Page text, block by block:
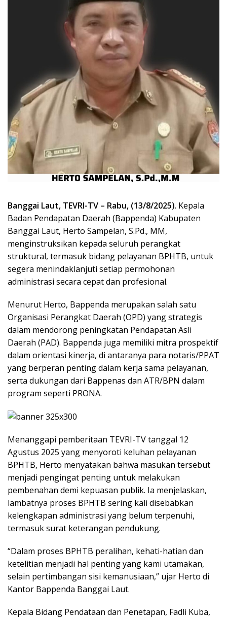
Banggai Laut, TEVRI-TV – Rabu, (13/8/2025). Kepala
Badan Pendapatan Daerah (Bappenda) Kabupaten
Banggai Laut, Herto Sampelan, S.Pd., MM,
menginstruksikan kepada seluruh perangkat
struktural, termasuk bidang pelayanan BPHTB, untuk
segera menindaklanjuti setiap permohonan
administrasi secara cepat dan profesional.
Menurut Herto, Bappenda merupakan salah satu
Organisasi Perangkat Daerah (OPD) yang strategis
dalam mendorong peningkatan Pendapatan Asli
Daerah (PAD). Bappenda juga memiliki mitra prospektif
dalam orientasi kinerja, di antaranya para notaris/PPAT
yang berperan penting dalam kerja sama pelayanan,
serta dukungan dari Bappenas dan ATR/BPN dalam
program seperti PRONA.
Menanggapi pemberitaan TEVRI-TV tanggal 12
Agustus 2025 yang menyoroti keluhan pelayanan
BPHTB, Herto menyatakan bahwa masukan tersebut
menjadi pengingat penting untuk melakukan
pembenahan demi kepuasan publik. Ia menjelaskan,
lambatnya proses BPHTB sering kali disebabkan
kelengkapan administrasi yang belum terpenuhi,
termasuk surat keterangan pendukung.
“Dalam proses BPHTB peralihan, kehati-hatian dan
ketelitian menjadi hal penting yang kami utamakan,
selain pertimbangan sisi kemanusiaan,” ujar Herto di
Kantor Bappenda Banggai Laut.
Kepala Bidang Pendataan dan Penetapan, Fadli Kuba,